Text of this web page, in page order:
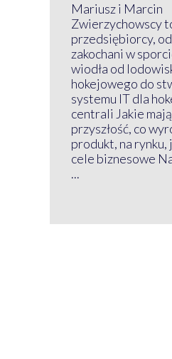
Mariusz i Marcin
Zwierzychowscy
przedsiębiorcy,
zakochani w
wiodła od
hokejowego do
systemu IT dla
centrali Jakie
przyszłość, co
produkt, na rynku,
cele biznesowe
...